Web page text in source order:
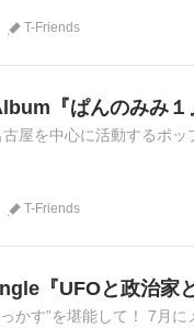
T-Friends
『ぱんのみみ１
屋を中心に活動するポ
T-Friends
『UFOと政治家
かす”を堪能して！ 7月